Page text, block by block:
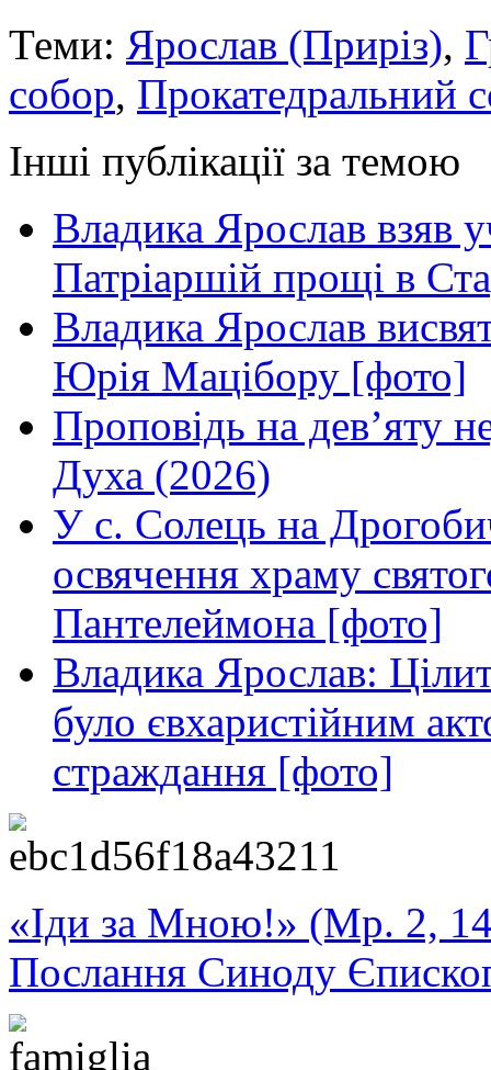
Теми: Ярослав (Приріз),
собор, Прокатедральний
Інші публікації за темою
Владика Ярослав взяв
Патріаршій прощі в
Владика Ярослав
Юрія Мацібору [фото]
Проповідь на дев’яту
Духа (2026)
У с. Солець на
освячення храму
Пантелеймона [фото]
Владика Ярослав:
було євхаристійним
страждання [фото]
«Іди за Мною!» (Мр. 2,
Послання Синоду